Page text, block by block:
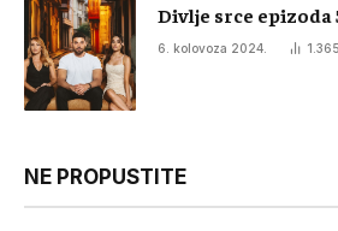
Divlje srce epizoda
6. kolovoza 2024. 1.365
NE PROPUSTITE